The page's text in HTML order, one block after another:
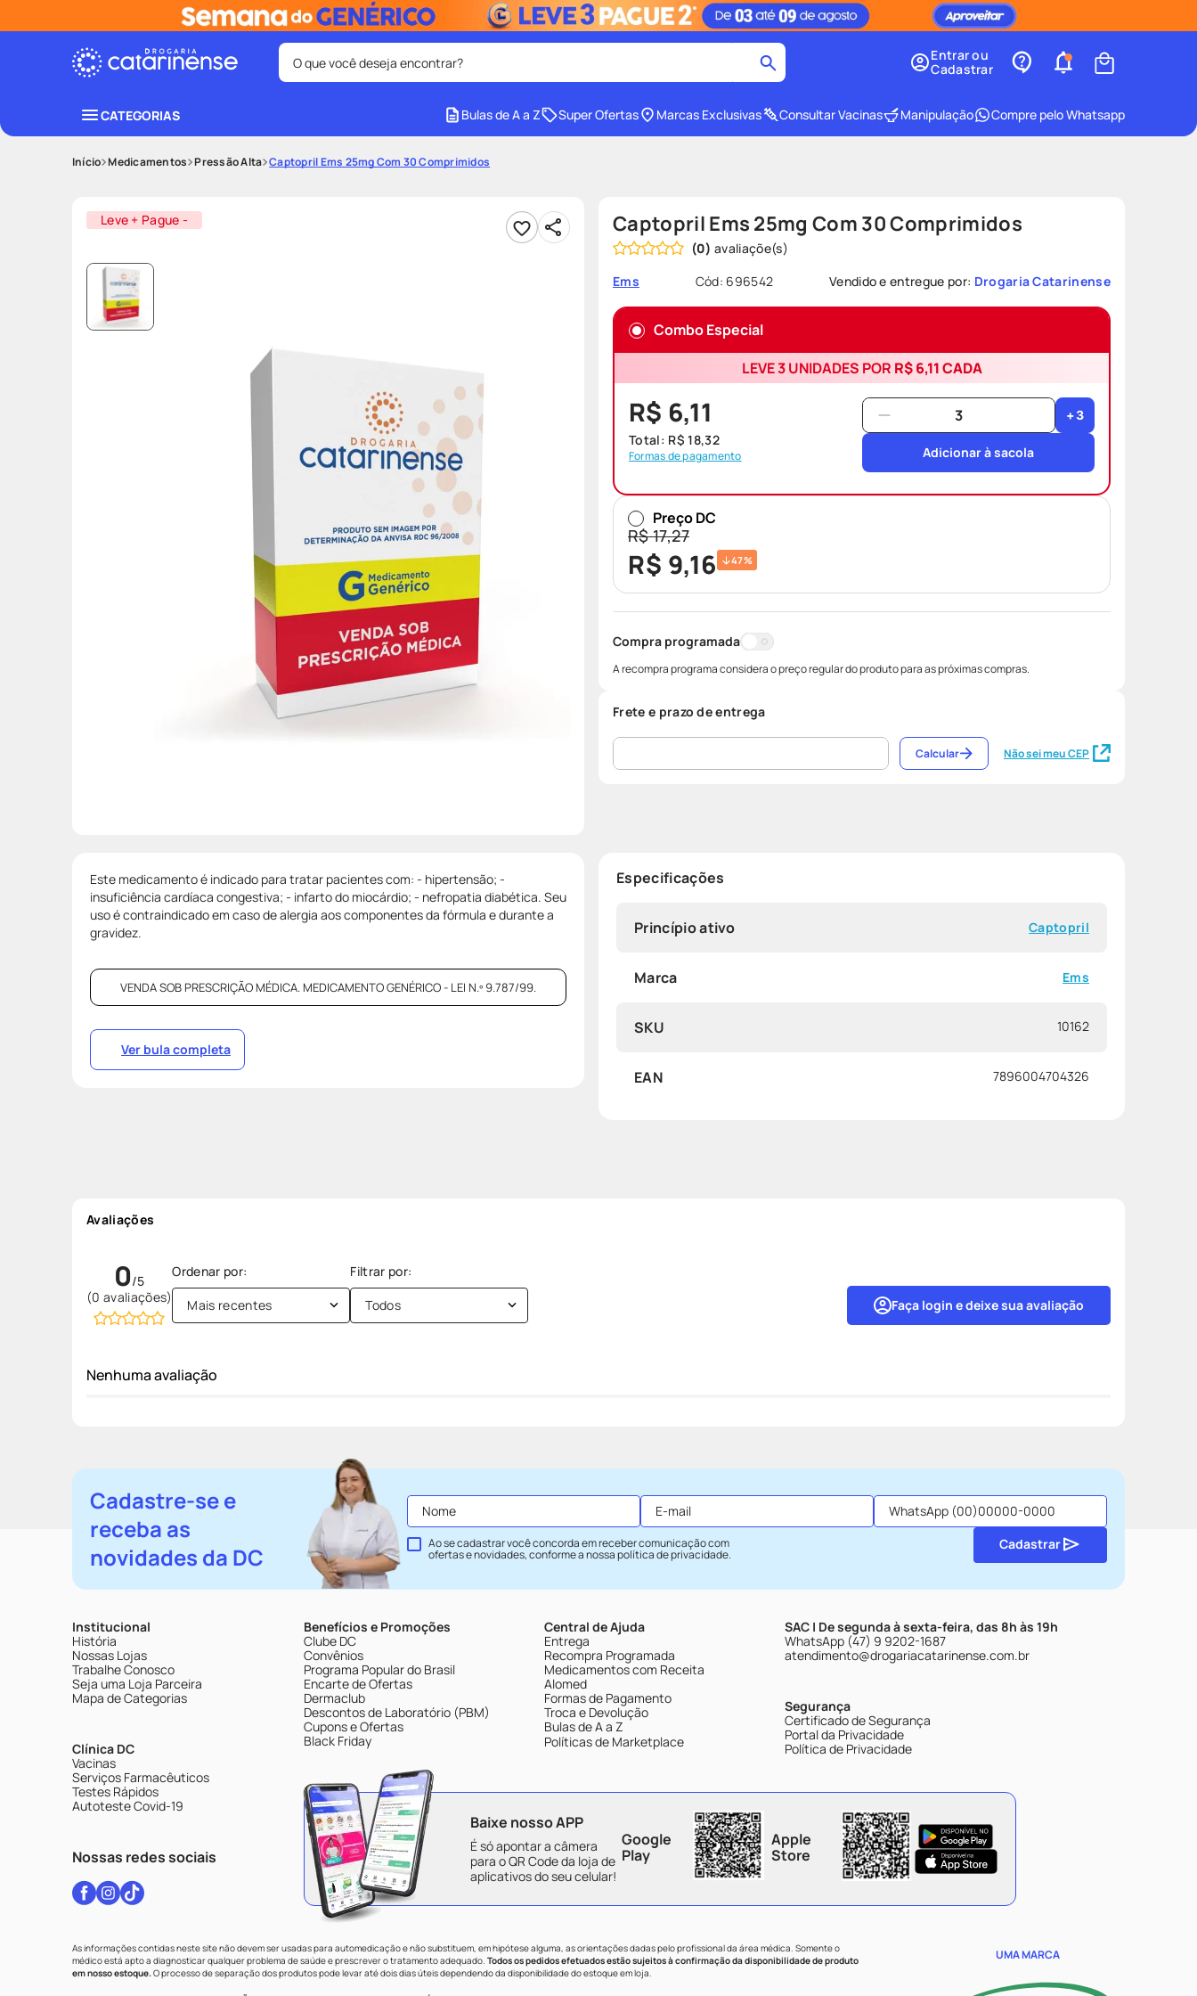
O que você deseja encontrar?
3º shampoo
8º desodorante
teste gravidez
Entrar ou
Cadastrar
CATEGORIAS Bulas de A a Z Super Ofertas Marcas Exclusivas Consultar Vacinas Manipulação Compre pelo Whatsapp
Medicamentos Pressão Alta Captopril Ems 25mg Com 30 Comprimidos
Leve + Pague - Captopril Ems 25mg Com 30 Comprimidos
(0)
Ems
Cód: 696542 Vendido e entregue por: Drogaria Catarinense
Combo Especial
LEVE 3 UNIDADES POR R$ 6,11CADA
R$ 6,11
Total: R$ 18,32
Formas de pagamento
+3
Adicionar à sacola
Preço DC
R$17,27
R$ 9,16 47%
Compra programada
A recompra programa considera o preço regular do produto para as próximas compras.
Frete e prazo de entrega
Não sei meu CEP
Calcular
Este medicamento é indicado para tratar pacientes com: - hipertensão; -
insuficiência cardíaca congestiva; - infarto do miocárdio; - nefropatia diabética. Seu
uso é contraindicado em caso de alergia aos componentes da fórmula e durante a
gravidez.
VENDA SOB PRESCRIÇÃO MÉDICA. MEDICAMENTO GENÉRICO - LEI N.º 9.787/99.
Ver bula completa
Especificações
Princípio ativo Captopril
Marca Ems
SKU 10162
EAN 7896004704326
Avaliações
0
(0 avaliações) Faça login e deixe sua avaliação
Mais recentes Todos
Nenhuma avaliação
Cadastre-se e
receba as
novidades da DC
Ao se cadastrar você concorda em receber comunicação com
ofertas e novidades, conforme a nossapolítica de privacidade.
Cadastrar
Institucional
História
Nossas Lojas
Trabalhe Conosco
Seja uma Loja Parceira
Mapa de Categorias
Clínica DC
Vacinas
Serviços Farmacêuticos
Testes Rápidos
Autoteste Covid-19
Nossas redes sociais
Benefícios e Promoções
Clube DC
Convênios
Programa Popular do Brasil
Encarte de Ofertas
Dermaclub
Descontos de Laboratório (PBM)
Cupons e Ofertas
Black Friday
Central de Ajuda
Entrega
Recompra Programada
Medicamentos com Receita
Alomed
Formas de Pagamento
Troca e Devolução
Bulas de A a Z
Políticas de Marketplace
SAC | De segunda à sexta-feira, das 8h às 19h
WhatsApp (47) 9 9202-1687
atendimento@drogariacatarinense.com.br
Segurança
Certificado de Segurança
Portal da Privacidade
Política de Privacidade
Baixe nosso APP
É só apontar a câmera
para o QR Code da loja de
aplicativos do seu celular!
Google
Play
Apple
Store
As informações contidas neste site não devem ser usadas para automedicação e não substituem, em hipótese alguma, as orientações dadas pelo profissional da área médica. Somente o
médico está apto a diagnosticar qualquer problema de saúde e prescrever o tratamento adequado. Todos os pedidos efetuados estão sujeitos à confirmação da disponibilidade de produto
em nosso estoque.O processo de separação dos produtos pode levar até dois dias úteis dependendo da disponibilidade do estoque em loja.
UMA MARCA